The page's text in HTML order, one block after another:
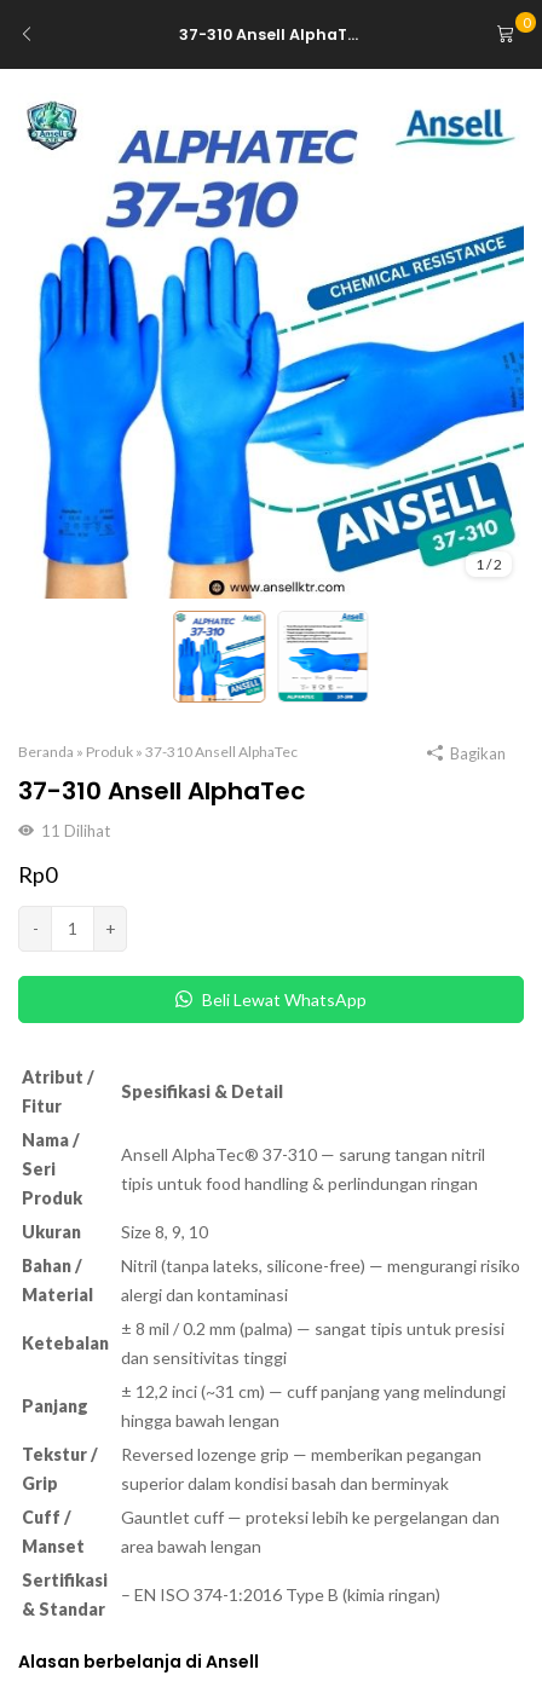
37-310 Ansell AlphaT...
0
1/2
Beranda » Produk » 37-310 Ansell AlphaTec
37-310 Ansell AlphaTec
11 Dilihat
Rp0
-
Kuantitas
37-
310
+
Beli Lewat WhatsApp
Atribut /
Fitur
Spesifikasi & Detail
Nama /
Seri
Produk
Ansell AlphaTec® 37-310 — sarung tangan nitril
tipis untuk food handling & perlindungan ringan
Ukuran
Size 8, 9, 10
Bahan /
Material
Nitril (tanpa lateks, silicone-free) — mengurangi risiko
alergi dan kontaminasi
Ketebalan
± 8 mil / 0.2 mm (palma) — sangat tipis untuk presisi
dan sensitivitas tinggi
Panjang
± 12,2 inci (~31 cm) — cuff panjang yang melindungi
hingga bawah lengan
Tekstur /
Grip
Reversed lozenge grip — memberikan pegangan
superior dalam kondisi basah dan berminyak
Cuff /
Manset
Gauntlet cuff — proteksi lebih ke pergelangan dan
area bawah lengan
Sertifikasi
& Standar
– EN ISO 374-1:2016 Type B (kimia ringan)
Alasan berbelanja di Ansell
Bagikan